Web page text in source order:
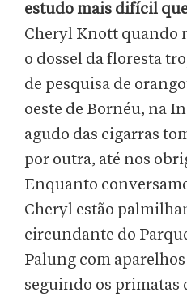
estudo mais difícil
Cheryl Knott quando
o dossel da floresta
de pesquisa de
oeste de Bornéu, na
agudo das cigarras
por outra, até nos
Enquanto
Cheryl estão
circundante do
Palung com aparelhos
seguindo os primatas